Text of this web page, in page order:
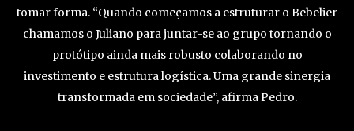
tomar forma. “Quando começamos a estruturar o Bebelier
chamamos o Juliano para juntar-se ao grupo tornando o
protótipo ainda mais robusto colaborando no
investimento e estrutura logística. Uma grande sinergia
transformada em sociedade”, afirma Pedro.